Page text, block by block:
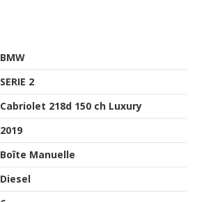
BMW
SERIE 2
Cabriolet 218d 150 ch Luxury
2019
Boîte Manuelle
Diesel